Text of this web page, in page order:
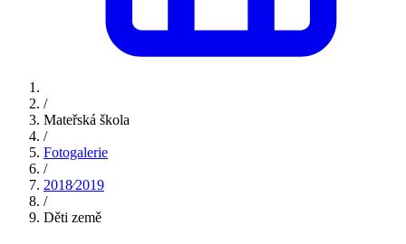
/
Mateřská škola
/
Fotogalerie
/
2018⁄2019
/
Děti země